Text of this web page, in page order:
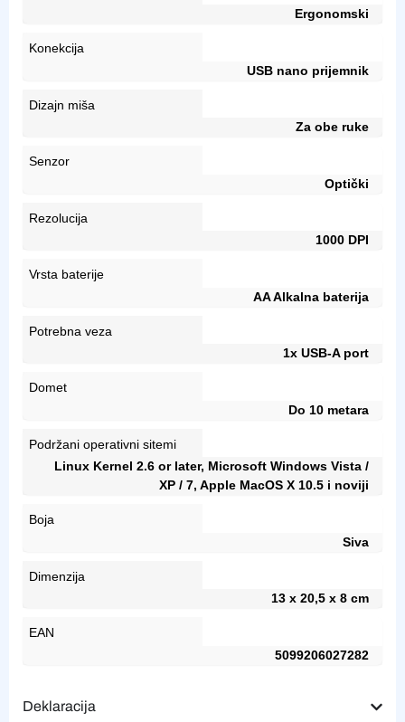
Ergonomski
Konekcija
USB nano prijemnik
Dizajn miša
Za obe ruke
Senzor
Optički
Rezolucija
1000 DPI
Vrsta baterije
AA Alkalna baterija
Potrebna veza
1x USB-A port
Domet
Do 10 metara
Podržani operativni sitemi
Linux Kernel 2.6 or later, Microsoft Windows Vista /
XP / 7, Apple MacOS X 10.5 i noviji
Boja
Siva
Dimenzija
13 x 20,5 x 8 cm
EAN
5099206027282
Deklaracija